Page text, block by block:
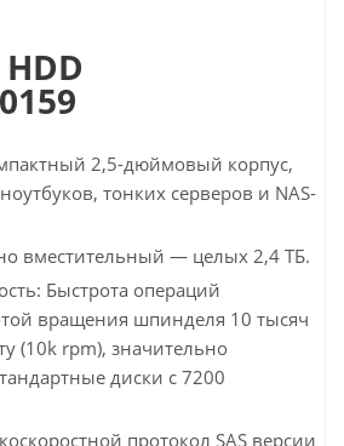
2,5-дюймовый корпус,
тонких серверов и NAS-
вместительный — целых 2,4 ТБ.
Быстрота операций
вращения шпинделя 10 тысяч
(10k rpm), значительно
диски с 7200
протокол SAS версии